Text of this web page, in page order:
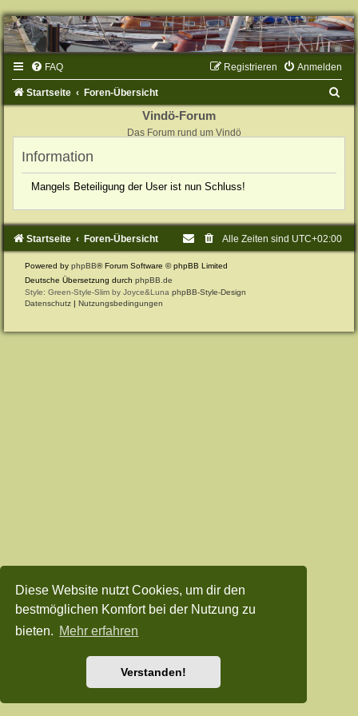
Diese Website nutzt Cookies, um dir den
bestmöglichen Komfort bei der Nutzung zu
bieten. Mehr erfahren
Verstanden!
FAQ Anmelden
Registrieren
Startseite Foren-Übersicht
Vindö-Forum
Das Forum rund um Vindö
Information
Mangels Beteiligung der User ist nun Schluss!
Startseite Foren-Übersicht Alle Zeiten sind UTC+02:00
Powered by phpBB® Forum Software © phpBB Limited
Deutsche Übersetzung durch phpBB.de
Style: Green-Style-Slim by Joyce&Luna phpBB-Style-Design
Datenschutz | Nutzungsbedingungen